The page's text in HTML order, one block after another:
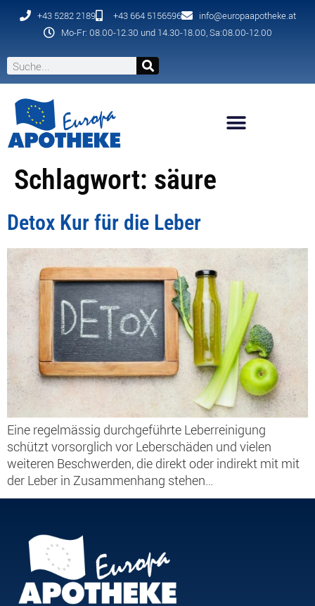
+43 5282 2189 +43 664 5156596
info@europaapotheke.at
Mo-Fr: 08.00-12.30 und 14.30-18.00, Sa:08.00-12.00
Schlagwort: säure
Detox Kur für die Leber
Eine regelmässig durchgeführte Leberreinigung
schützt vorsorglich vor Leberschäden und vielen
weiteren Beschwerden, die direkt oder indirekt mit mit
der Leber in Zusammenhang stehen…